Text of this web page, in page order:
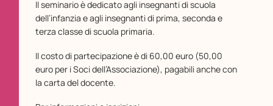
Il seminario è dedicato agli insegnanti di scuola
dell’infanzia e agli insegnanti di prima, seconda e
terza classe di scuola primaria.
Il costo di partecipazione è di 60,00 euro (50,00
euro per i Soci dell’Associazione), pagabili anche con
la carta del docente.